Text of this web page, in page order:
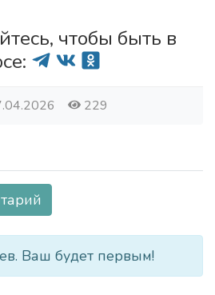
чтобы быть в
229
Ваш будет первым!